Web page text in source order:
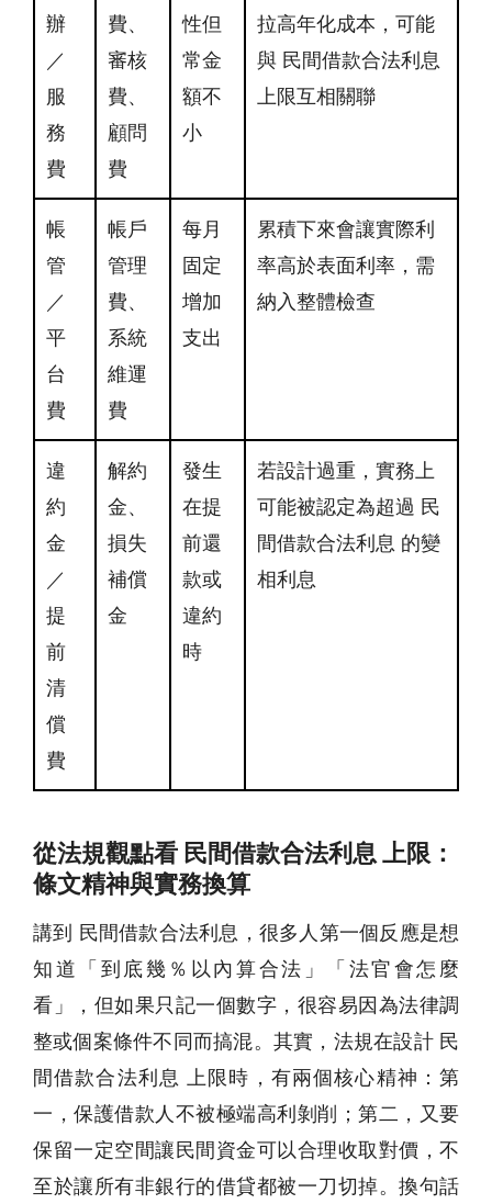
辦
／
服
務
費
費、
審核
費、
顧問
費
性但
常金
額不
小
拉高年化成本，可能
與 民間借款合法利息
上限互相關聯
帳
管
／
平
台
費
帳戶
管理
費、
系統
維運
費
每月
固定
增加
支出
累積下來會讓實際利
率高於表面利率，需
納入整體檢查
違
約
金
／
提
前
清
償
費
解約
金、
損失
補償
金
發生
在提
前還
款或
違約
時
若設計過重，實務上
可能被認定為超過 民
間借款合法利息 的變
相利息
從法規觀點看 民間借款合法利息 上限：
條文精神與實務換算
講到 民間借款合法利息，很多人第一個反應是想
知道「到底幾％以內算合法」「法官會怎麼
看」，但如果只記一個數字，很容易因為法律調
整或個案條件不同而搞混。其實，法規在設計 民
間借款合法利息 上限時，有兩個核心精神：第
一，保護借款人不被極端高利剝削；第二，又要
保留一定空間讓民間資金可以合理收取對價，不
至於讓所有非銀行的借貸都被一刀切掉。換句話